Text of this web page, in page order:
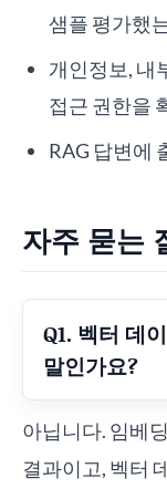
샘플 평가했
개인정보, 내
접근 권한을
RAG 답변에
자주 묻는
Q1. 벡터 데
말인가요?
아닙니다. 임베
결과이고, 벡터